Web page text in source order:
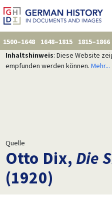
1500–1648 1648–1815 1815–1866
Inhaltshinweis: Diese Website
empfunden werden können. Mehr...
Quelle
Otto Dix, Die
(1920)